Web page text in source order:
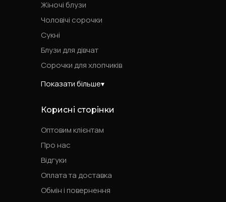
Жіночі блузи
Чоловічі сорочки
Сукні
Блузи для дівчат
Сорочки для хлопчиків
Показати більше
Корисні сторінки
Оптовим клієнтам
Про нас
Відгуки
Оплата та доставка
Обмін і повернення